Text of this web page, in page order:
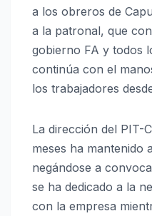
a los obreros de
a la patronal, que
gobierno FA y todos
continúa con el
los trabajadores
La dirección del PIT-
meses ha mantenido
negándose a
se ha dedicado a la
con la empresa